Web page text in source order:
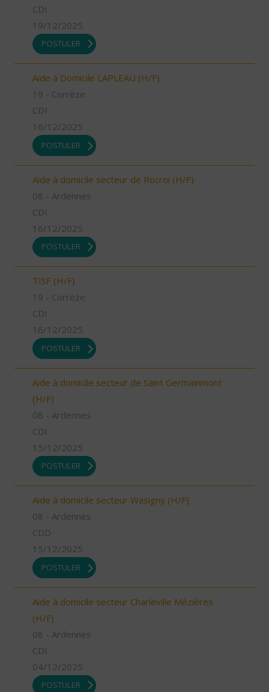
CDI
19/12/2025
POSTULER
Aide à Domicile LAPLEAU (H/F)
19 - Corrèze
CDI
16/12/2025
POSTULER
Aide à domicile secteur de Rocroi (H/F)
08 - Ardennes
CDI
16/12/2025
POSTULER
TISF (H/F)
19 - Corrèze
CDI
16/12/2025
POSTULER
Aide à domicile secteur de Saint Germainmont
(H/F)
08 - Ardennes
CDI
15/12/2025
POSTULER
Aide à domicile secteur Wasigny (H/F)
08 - Ardennes
CDD
15/12/2025
POSTULER
Aide à domicile secteur Charleville Mézières
(H/F)
08 - Ardennes
CDI
04/12/2025
POSTULER